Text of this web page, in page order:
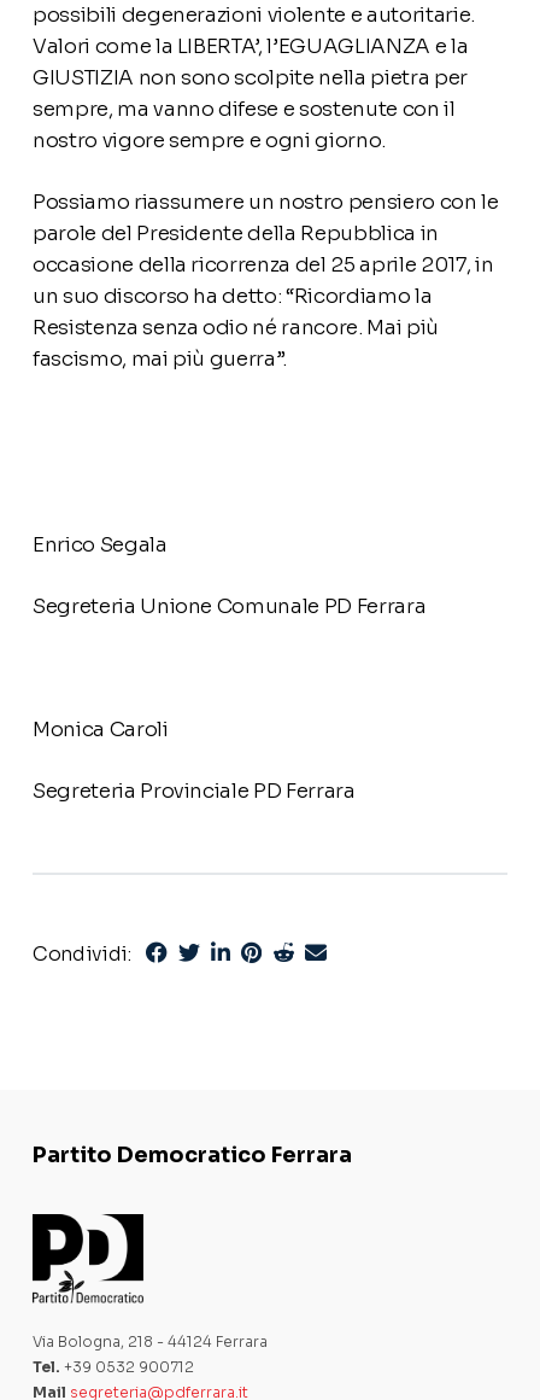
possibili degenerazioni violente e autoritarie.
Valori come la LIBERTA’, l’EGUAGLIANZA e la
GIUSTIZIA non sono scolpite nella pietra per
sempre, ma vanno difese e sostenute con il
nostro vigore sempre e ogni giorno.
Possiamo riassumere un nostro pensiero con le
parole del Presidente della Repubblica in
occasione della ricorrenza del 25 aprile 2017, in
un suo discorso ha detto: “Ricordiamo la
Resistenza senza odio né rancore. Mai più
fascismo, mai più guerra”.
Enrico Segala
Segreteria Unione Comunale PD Ferrara
Monica Caroli
Segreteria Provinciale PD Ferrara
Condividi:
Partito Democratico Ferrara
Via Bologna, 218 - 44124 Ferrara
Tel. +39 0532 900712
Mail segreteria@pdferrara.it